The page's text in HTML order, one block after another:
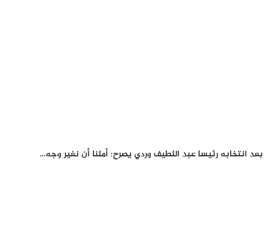
بعد انتخابه رئيسا عبد اللطيف وردي يصرح: أملنا أن نغير وجه…